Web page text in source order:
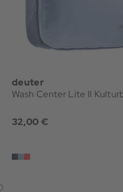
deuter
Wash Center Lite II
32,00 €